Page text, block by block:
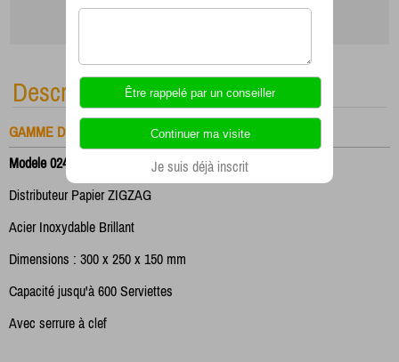
Description
GAMME DISTRIBUTEUR PAPIER
Modele 024020/B
Distributeur Papier ZIGZAG
Acier Inoxydable Brillant
Dimensions : 300 x 250 x 150 mm
Capacité jusqu'à 600 Serviettes
Avec serrure à clef
Je suis déjà inscrit